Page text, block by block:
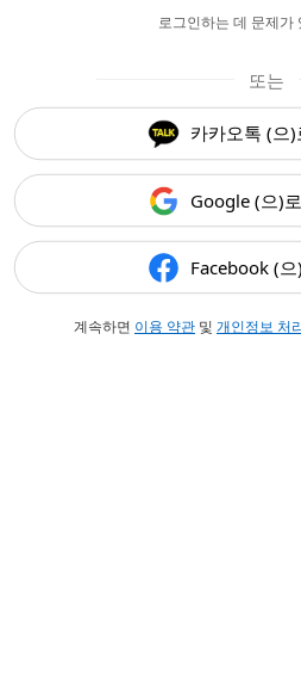
로그인하는 데 문제가
또는
카카오톡 (으
Google (으)
Facebook (
계속하면 이용 약관 및 개인정보 처